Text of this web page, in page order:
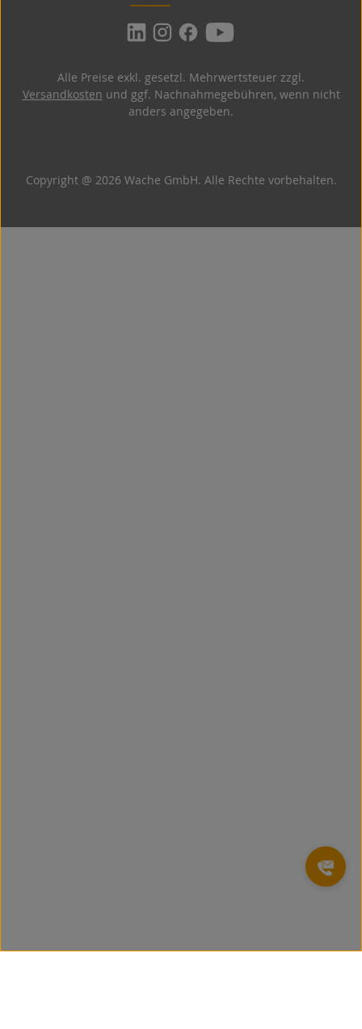
Copyright @ 2026 Wache GmbH. Alle Rechte vorbehalten.
Alle Preise exkl. gesetzl. Mehrwertsteuer zzgl.
Versandkosten und ggf. Nachnahmegebühren, wenn nicht
anders angegeben.